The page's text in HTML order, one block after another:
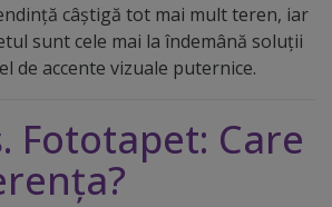
câștigă tot mai mult teren, iar
sunt cele mai la îndemână soluții
de accente vizuale puternice.
Fototapet: Care